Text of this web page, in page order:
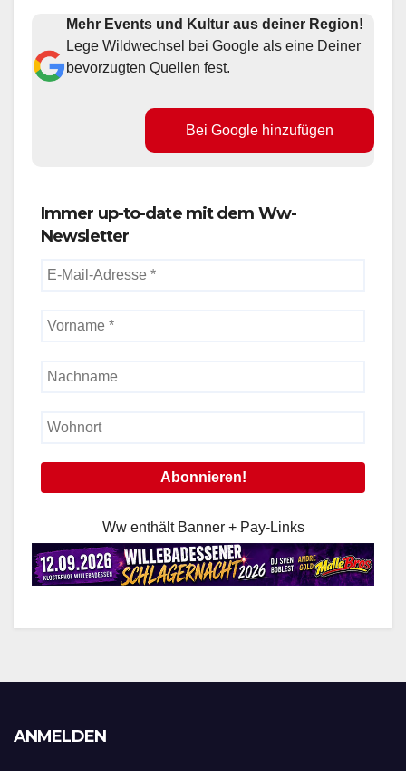
Mehr Events und Kultur aus deiner Region!
Lege Wildwechsel bei Google als eine Deiner
bevorzugten Quellen fest.
Bei Google hinzufügen
Immer up-to-date mit dem Ww-
Newsletter
Ww enthält Banner + Pay-Links
ANMELDEN